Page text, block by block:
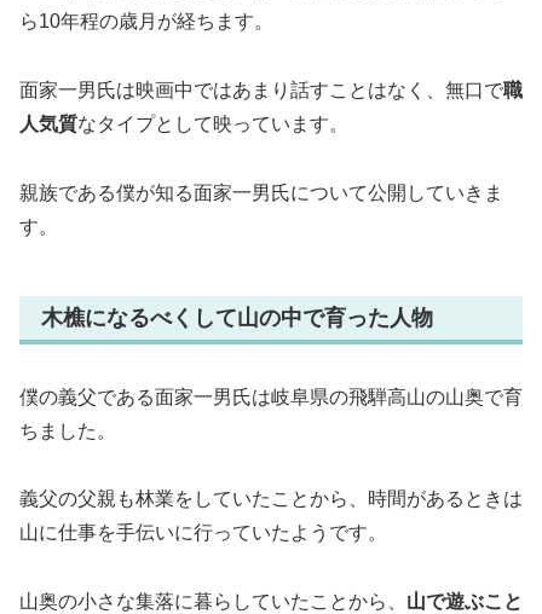
ら10年程の歳月が経ちます。
面家一男氏は映画中ではあまり話すことはなく、無口で職
人気質なタイプとして映っています。
親族である僕が知る面家一男氏について公開していきま
す。
木樵になるべくして山の中で育った人物
僕の義父である面家一男氏は岐阜県の飛騨高山の山奥で育
ちました。
義父の父親も林業をしていたことから、時間があるときは
山に仕事を手伝いに行っていたようです。
山奥の小さな集落に暮らしていたことから、 山で遊ぶこと